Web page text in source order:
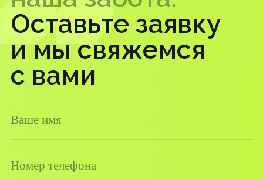
Все услуги
Комплексный маркетинг
Маркетинговая стратегия
Продвижение
О компании
Контакты
Маркетплейсы